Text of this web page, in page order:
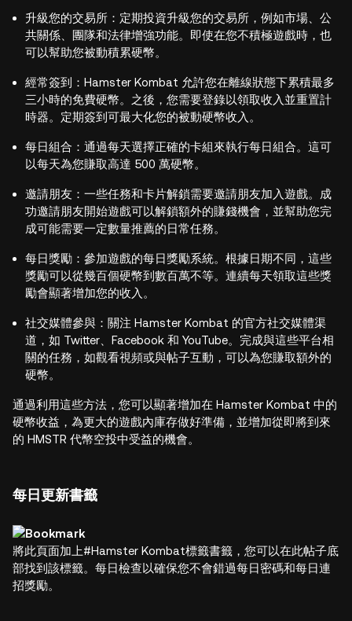
升級您的交易所：定期投資升級您的交易所，例如市場、公
共關係、團隊和法律增強功能。即使在您不積極遊戲時，也
可以幫助您被動積累硬幣。
經常簽到：Hamster Kombat 允許您在離線狀態下累積最多
三小時的免費硬幣。之後，您需要登錄以領取收入並重置計
時器。定期簽到可最大化您的被動硬幣收入。
每日組合：通過每天選擇正確的卡組來執行每日組合。這可
以每天為您賺取高達 500 萬硬幣。
邀請朋友：一些任務和卡片解鎖需要邀請朋友加入遊戲。成
功邀請朋友開始遊戲可以解鎖額外的賺錢機會，並幫助您完
成可能需要一定數量推薦的日常任務。
每日獎勵：參加遊戲的每日獎勵系統。根據日期不同，這些
獎勵可以從幾百個硬幣到數百萬不等。連續每天領取這些獎
勵會顯著增加您的收入。
社交媒體參與：關注 Hamster Kombat 的官方社交媒體渠
道，如 Twitter、Facebook 和 YouTube。完成與這些平台相
關的任務，如觀看視頻或與帖子互動，可以為您賺取額外的
硬幣。
通過利用這些方法，您可以顯著增加在 Hamster Kombat 中的
硬幣收益，為更大的遊戲內庫存做好準備，並增加從即將到來
的 HMSTR 代幣空投中受益的機會。
每日更新書籤
將此頁面加上#Hamster Kombat標籤書籤，您可以在此帖子底
部找到該標籤。每日檢查以確保您不會錯過每日密碼和每日連
招獎勵。